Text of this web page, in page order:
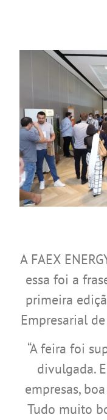
A FAEX
essa foi a
primeira
Empresarial de
“A feira foi
divulgada.
empresas,
Tudo muito